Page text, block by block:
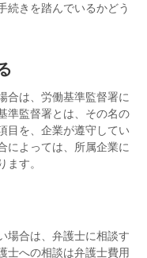
続きを踏んでいるかどう
合は、労働基準監督署に
準監督署とは、その名の
目を、企業が遵守してい
によっては、所属企業に
す。
場合は、弁護士に相談す
士への相談は弁護士費用